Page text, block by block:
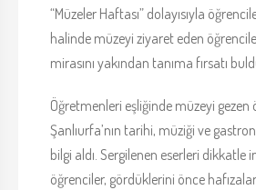
“Müzeler Haftası” dolayısıyla
halinde müzeyi ziyaret eden
mirasını yakından tanıma fırsatı
Öğretmenleri eşliğinde müzeyi gezen
Şanlıurfa’nın tarihi, müziği ve
bilgi aldı. Sergilenen eserleri dikkatle
öğrenciler, gördüklerini önce